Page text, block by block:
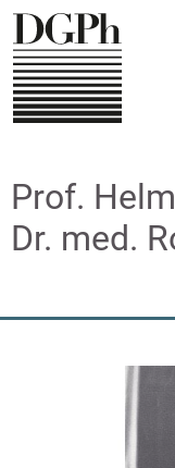
Direkt
zum
Inhalt
Prof.
Dr. med.